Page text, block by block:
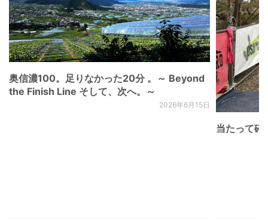
奥信濃100。足りなかった20分 。～ Beyond
the Finish Line そして、次へ。～
2026年6月15日
当たって砕